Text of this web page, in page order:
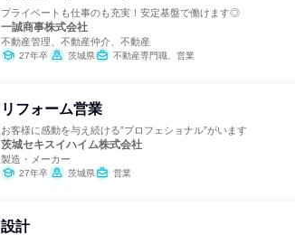
プライベートも仕事のも充実！安定基盤で働けます◎
一誠商事株式会社
不動産管理、不動産仲介、不動産
27年卒 茨城県 不動産専門職、営業
リフォーム営業
お客様に感動を与え続ける”プロフェショナル”がいます
茨城セキスイハイム株式会社
製造・メーカー
27年卒 茨城県 営業
設計